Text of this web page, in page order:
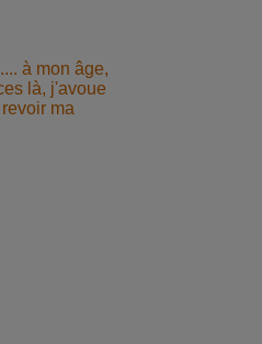
à mon âge,
là, j'avoue
ma